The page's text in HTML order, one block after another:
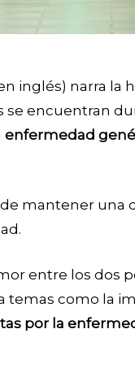
inglés) narra la
se encuentran
enfermedad
mantener una
entre los dos
temas como la
por la